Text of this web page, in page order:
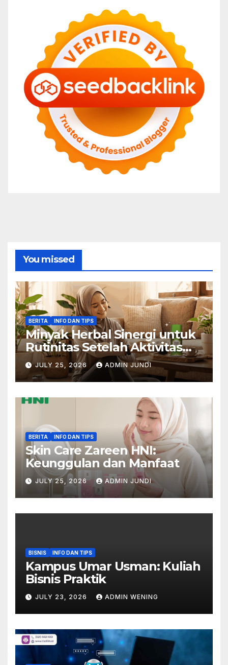
You missed
BERITA INFO DAN TIPS
Minyak Herbal Sinergi untuk
Rutinitas Setelah Aktivitas
Padat
JULY 25, 2026 ADMIN JUNDI
BERITA INFO DAN TIPS
Skin Care Zareen HNI:
Keunggulan dan Manfaat
JULY 25, 2026 ADMIN JUNDI
BISNIS INFO DAN TIPS
Kampus Umar Usman: Kuliah
Bisnis Praktik
JULY 23, 2026 ADMIN WENING